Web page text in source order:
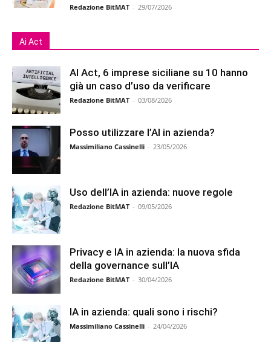
Redazione BitMAT - 29/07/2026
Ai Act
AI Act, 6 imprese siciliane su 10 hanno
già un caso d’uso da verificare
Redazione BitMAT - 03/08/2026
Posso utilizzare l’AI in azienda?
Massimiliano Cassinelli - 23/05/2026
Uso dell’IA in azienda: nuove regole
Redazione BitMAT - 09/05/2026
Privacy e IA in azienda: la nuova sfida
della governance sull’IA
Redazione BitMAT - 30/04/2026
IA in azienda: quali sono i rischi?
Massimiliano Cassinelli - 24/04/2026